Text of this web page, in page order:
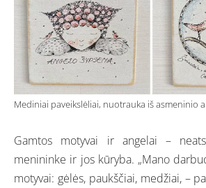
Mediniai paveikslėliai, nuotrauka iš asmeninio
Gamtos motyvai ir angelai –
menininke ir jos kūryba. „Mano
motyvai: gėlės, paukščiai, medžiai, –